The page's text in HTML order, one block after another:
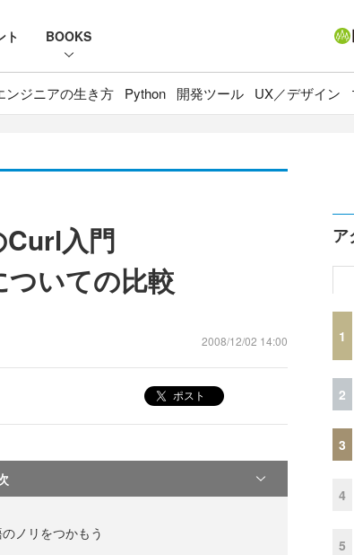
ト BOOKS
ンジニアの生き方 Python 開発ツール UX／デザイン
入門
いての比較
2008/12/02 14:00
ポスト
ノリをつかもう
ア
1
2
3
4
5